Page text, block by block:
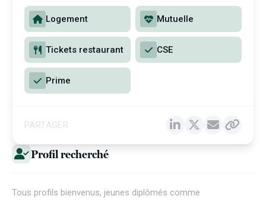
Profil recherché
Tous profils bienvenus, jeunes diplômés comme
Logement Mutuelle
Tickets restaurant CSE
Prime
PARTAGER